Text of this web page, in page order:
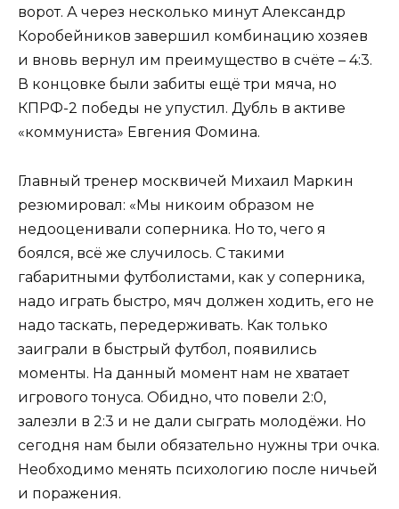
ворот. А через несколько минут Александр
Коробейников завершил комбинацию хозяев
и вновь вернул им преимущество в счёте – 4:3.
В концовке были забиты ещё три мяча, но
КПРФ-2 победы не упустил. Дубль в активе
«коммуниста» Евгения Фомина.
Главный тренер москвичей Михаил Маркин
резюмировал: «Мы никоим образом не
недооценивали соперника. Но то, чего я
боялся, всё же случилось. С такими
габаритными футболистами, как у соперника,
надо играть быстро, мяч должен ходить, его не
надо таскать, передерживать. Как только
заиграли в быстрый футбол, появились
моменты. На данный момент нам не хватает
игрового тонуса. Обидно, что повели 2:0,
залезли в 2:3 и не дали сыграть молодёжи. Но
сегодня нам были обязательно нужны три очка.
Необходимо менять психологию после ничьей
и поражения.